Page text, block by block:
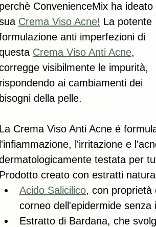
ConvenienceMix ha ideato
Crema Viso Acne! La potente
anti imperfezioni di
Crema Viso Anti Acne,
visibilmente le impurità,
ai cambiamenti dei
della pelle.
Crema Viso Anti Acne é
l'irritazione e
testata per
creato con estratti
Acido Salicilico, con proprietà
corneo dell'epidermide
Estratto di Bardana, che